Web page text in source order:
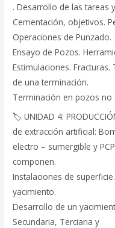
. Desarrollo de las tareas
Cementación, objetivos.
Operaciones de Punzado.
Ensayo de Pozos.
Estimulaciones.
de una terminación.
Terminación en pozos no
🏷 UNIDAD 4:
de extracción artificial:
electro – sumergible y
componen.
Instalaciones de
yacimiento.
Desarrollo de un
Secundaria, Terciaria y